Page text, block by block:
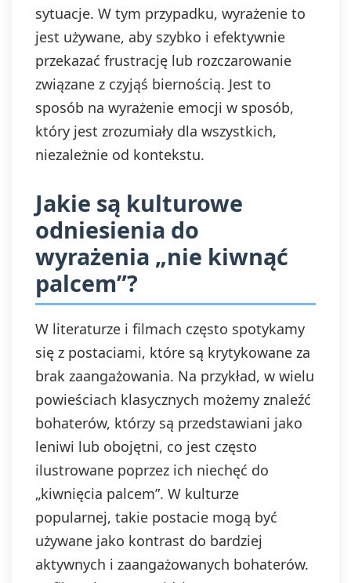
sytuacje. W tym przypadku, wyrażenie to
jest używane, aby szybko i efektywnie
przekazać frustrację lub rozczarowanie
związane z czyjąś biernością. Jest to
sposób na wyrażenie emocji w sposób,
który jest zrozumiały dla wszystkich,
niezależnie od kontekstu.
Jakie są kulturowe
odniesienia do
wyrażenia „nie kiwnąć
palcem”?
W literaturze i filmach często spotykamy
się z postaciami, które są krytykowane za
brak zaangażowania. Na przykład, w wielu
powieściach klasycznych możemy znaleźć
bohaterów, którzy są przedstawiani jako
leniwi lub obojętni, co jest często
ilustrowane poprzez ich niechęć do
„kiwnięcia palcem”. W kulturze
popularnej, takie postacie mogą być
używane jako kontrast do bardziej
aktywnych i zaangażowanych bohaterów.